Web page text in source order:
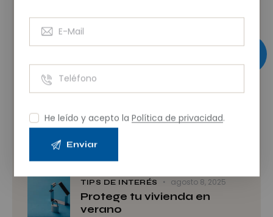
Últimos artículos
Extender el verano en
TIPS DE INTERÉS agosto 12, 2025
Comprar para disfrutar y
TIPS DE INTERÉS agosto 8, 2025
Protege tu vivienda en
verano
He leído y acepto la Política de privacidad.